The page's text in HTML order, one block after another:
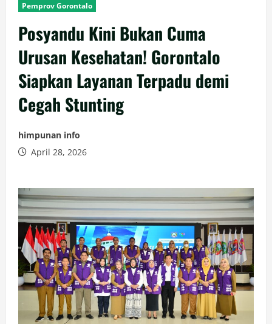
Pemprov Gorontalo
Posyandu Kini Bukan Cuma
Urusan Kesehatan! Gorontalo
Siapkan Layanan Terpadu demi
Cegah Stunting
himpunan info
April 28, 2026